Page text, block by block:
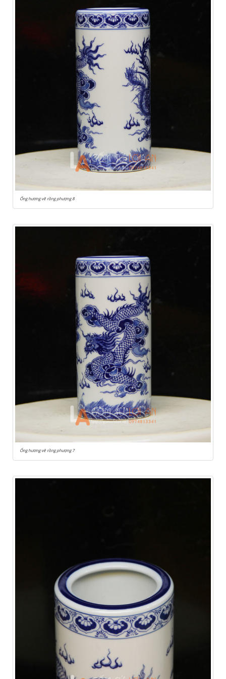
Ống hương vẽ rồng phượng 8
Ống hương vẽ rồng phượng 7